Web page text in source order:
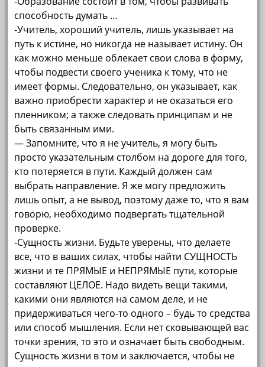
способность думать …
-Учитель, хороший учитель, лишь указывает на
путь к истине, но никогда не называет истину. Он
как можно меньше облекает свои слова в форму,
чтобы подвести своего ученика к тому, что не
имеет формы. Следовательно, он указывает, как
важно приобрести характер и не оказаться его
пленником; а также следовать принципам и не
быть связанным ими.
— Запомните, что я не учитель, я могу быть
просто указательным столбом на дороге для того,
кто потеряется в пути. Каждый должен сам
выбрать направление. Я же могу предложить
лишь опыт, а не вывод, поэтому даже то, что я вам
говорю, необходимо подвергать тщательной
проверке.
-Сущность жизни. Будьте уверены, что делаете
все, что в ваших силах, чтобы найти СУЩНОСТЬ
жизни и те ПРЯМЫЕ и НЕПРЯМЫЕ пути, которые
составляют ЦЕЛОЕ. Надо видеть вещи такими,
какими они являются на самом деле, и не
придерживаться чего-то одного – будь то средства
или способ мышления. Если нет сковывающей вас
точки зрения, то это и означает быть свободным.
Сущность жизни в том и заключается, чтобы не